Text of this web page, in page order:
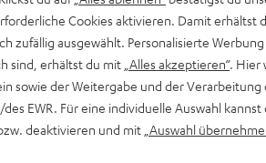
Cookies aktivieren. Damit erhältst
zufällig ausgewählt. Personalisierte
sind, erhältst du mit „Alles akzeptieren“. Hier
sowie der Weitergabe und der Verarbeitung
EWR. Für eine individuelle Auswahl kannst
deaktivieren und mit „Auswahl